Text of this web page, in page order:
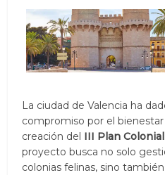
La ciudad de Valencia ha
compromiso por el
creación del III Plan
proyecto busca no solo
colonias felinas, sino